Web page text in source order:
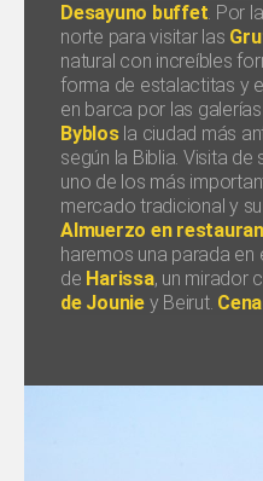
Desayuno buffet. Por
norte para visitar las
natural con increíbles
forma de estalactitas y
en barca por las
Byblosla ciudad más
según la Biblia. Visita
uno de los más
mercado tradicional y
Almuerzo en
haremos una parada en
de Harissa, un mirador
de Jouniey Beirut. Cena